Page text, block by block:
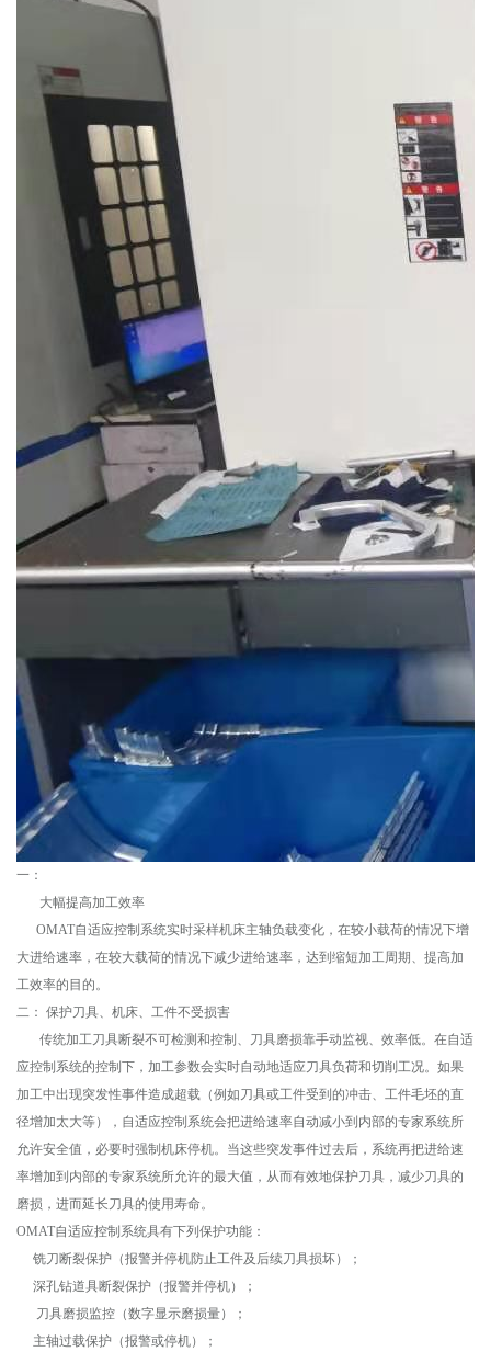
一：
大幅提高加工效率
OMAT自适应控制系统实时采样机床主轴负载变化，在较小载荷的情况下增
大进给速率，在较大载荷的情况下减少进给速率，达到缩短加工周期、提高加
工效率的目的。
二： 保护刀具、机床、工件不受损害
传统加工刀具断裂不可检测和控制、刀具磨损靠手动监视、效率低。在自适
应控制系统的控制下，加工参数会实时自动地适应刀具负荷和切削工况。如果
加工中出现突发性事件造成超载（例如刀具或工件受到的冲击、工件毛坯的直
径增加太大等），自适应控制系统会把进给速率自动减小到内部的专家系统所
允许安全值，必要时强制机床停机。当这些突发事件过去后，系统再把进给速
率增加到内部的专家系统所允许的最大值，从而有效地保护刀具，减少刀具的
磨损，进而延长刀具的使用寿命。
OMAT自适应控制系统具有下列保护功能：
铣刀断裂保护（报警并停机防止工件及后续刀具损坏）；
深孔钻道具断裂保护（报警并停机）；
刀具磨损监控（数字显示磨损量）；
主轴过载保护（报警或停机）；